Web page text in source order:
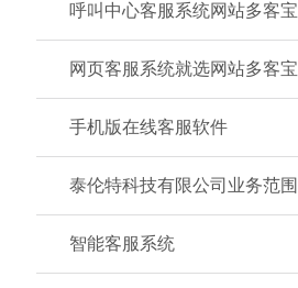
呼叫中心客服系统网站多客宝
网页客服系统就选网站多客宝
手机版在线客服软件
泰伦特科技有限公司业务范围
智能客服系统